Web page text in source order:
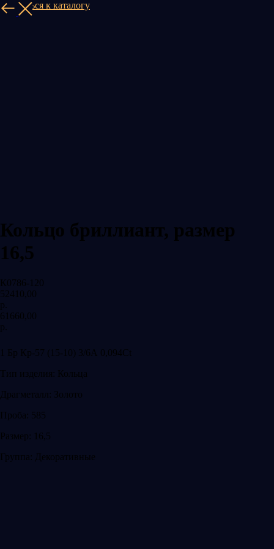
Вернуться к каталогу
Кольцо бриллиант, размер
16,5
К0786-120
52410,00
р.
61660,00
р.
1 Бр Кр-57 (15-10) 3/6А 0,094Ct
Тип изделия: Кольца
Драгметалл: Золото
Проба: 585
Размер: 16,5
Группа: Декоративные